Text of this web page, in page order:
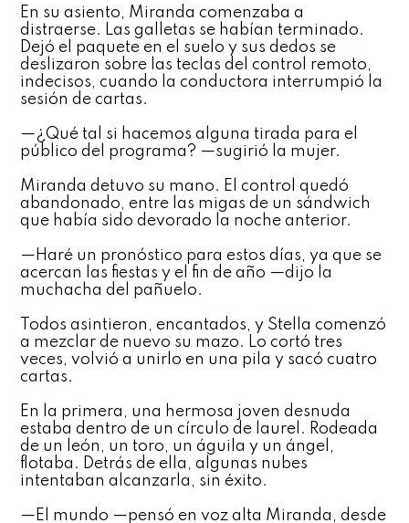
En su asiento, Miranda comenzaba a
distraerse. Las galletas se habían terminado.
Dejó el paquete en el suelo y sus dedos se
deslizaron sobre las teclas del control remoto,
indecisos, cuando la conductora interrumpió la
sesión de cartas.
—¿Qué tal si hacemos alguna tirada para el
público del programa? —sugirió la mujer.
Miranda detuvo su mano. El control quedó
abandonado, entre las migas de un sándwich
que había sido devorado la noche anterior.
—Haré un pronóstico para estos días, ya que se
acercan las fiestas y el fin de año —dijo la
muchacha del pañuelo.
Todos asintieron, encantados, y Stella comenzó
a mezclar de nuevo su mazo. Lo cortó tres
veces, volvió a unirlo en una pila y sacó cuatro
cartas.
En la primera, una hermosa joven desnuda
estaba dentro de un círculo de laurel. Rodeada
de un león, un toro, un águila y un ángel,
flotaba. Detrás de ella, algunas nubes
intentaban alcanzarla, sin éxito.
—El mundo —pensó en voz alta Miranda, desde